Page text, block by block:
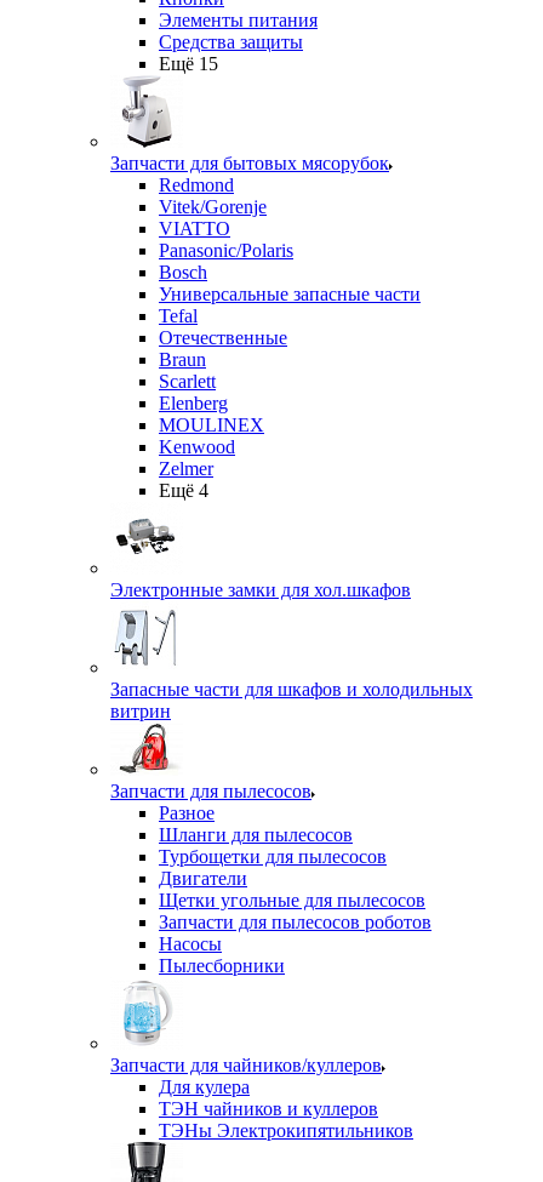
Элементы питания
Средства защиты
Ещё 15
Запчасти для бытовых мясорубок
Redmond
Vitek/Gorenje
VIATTO
Panasonic/Polaris
Bosch
Универсальные запасные части
Tefal
Отечественные
Braun
Scarlett
Elenberg
MOULINEX
Kenwood
Zelmer
Ещё 4
Электронные замки для хол.шкафов
Запасные части для шкафов и холодильных
витрин
Запчасти для пылесосов
Разное
Шланги для пылесосов
Турбощетки для пылесосов
Двигатели
Щетки угольные для пылесосов
Запчасти для пылесосов роботов
Насосы
Пылесборники
Запчасти для чайников/куллеров
Для кулера
ТЭН чайников и куллеров
ТЭНы Электрокипятильников